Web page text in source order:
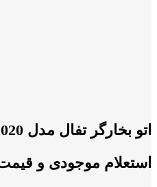
اتو بخارگر تفال مدل QT2020
استعلام موجودی و